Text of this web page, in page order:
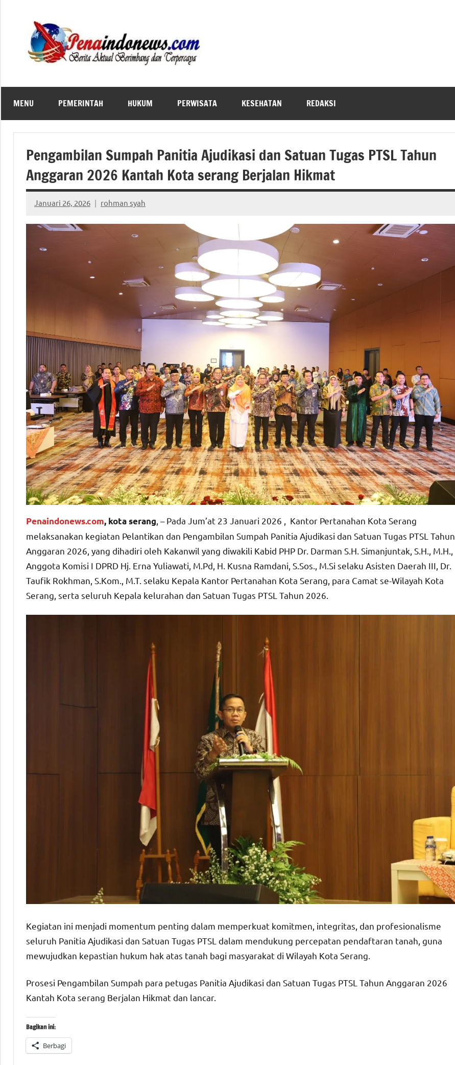
MENU PEMERINTAH HUKUM PERWISATA KESEHATAN REDAKSI
Pengambilan Sumpah Panitia Ajudikasi dan Satuan Tugas PTSL Tahun
Anggaran 2026 Kantah Kota serang Berjalan Hikmat
Januari 26, 2026 rohman syah
No
comments
Penaindonews.com, kota serang , – Pada Jum’at 23 Januari 2026 , Kantor Pertanahan Kota Serang
melaksanakan kegiatan Pelantikan dan Pengambilan Sumpah Panitia Ajudikasi dan Satuan Tugas PTSL Tahun
Anggaran 2026, yang dihadiri oleh Kakanwil yang diwakili Kabid PHP Dr. Darman S.H. Simanjuntak, S.H., M.H.,
Anggota Komisi I DPRD Hj. Erna Yuliawati, M.Pd, H. Kusna Ramdani, S.Sos., M.Si selaku Asisten Daerah III, Dr.
Taufik Rokhman, S.Kom., M.T. selaku Kepala Kantor Pertanahan Kota Serang, para Camat se-Wilayah Kota
Serang, serta seluruh Kepala kelurahan dan Satuan Tugas PTSL Tahun 2026.
Kegiatan ini menjadi momentum penting dalam memperkuat komitmen, integritas, dan profesionalisme
seluruh Panitia Ajudikasi dan Satuan Tugas PTSL dalam mendukung percepatan pendaftaran tanah, guna
mewujudkan kepastian hukum hak atas tanah bagi masyarakat di Wilayah Kota Serang.
Prosesi Pengambilan Sumpah para petugas Panitia Ajudikasi dan Satuan Tugas PTSL Tahun Anggaran 2026
Kantah Kota serang Berjalan Hikmat dan lancar.
Bagikan ini:
Berbagi